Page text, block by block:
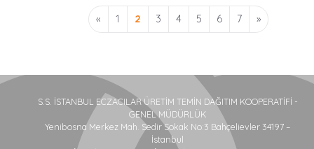
« 1 2 3 4 5 6 7 »
S.S. İSTANBUL ECZACILAR ÜRETİM TEMİN DAĞITIM KOOPERATİFİ -
GENEL MÜDÜRLÜK
Yenibosna Merkez Mah. Sedir Sokak No:3 Bahçelievler 34197 –
İstanbul